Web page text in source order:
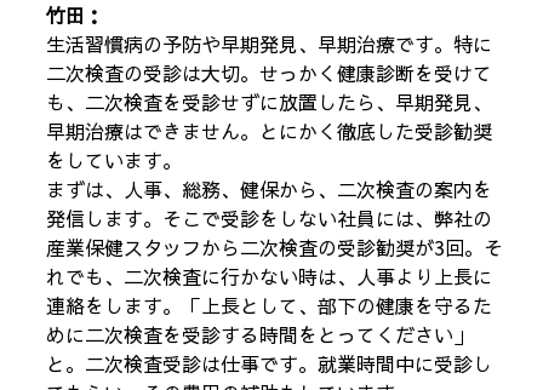
竹田：
生活習慣病の予防や早期発見、早期治療です。特に
二次検査の受診は大切。せっかく健康診断を受けて
も、二次検査を受診せずに放置したら、早期発見、
早期治療はできません。とにかく徹底した受診勧奨
をしています。
まずは、人事、総務、健保から、二次検査の案内を
発信します。そこで受診をしない社員には、弊社の
産業保健スタッフから二次検査の受診勧奨が3回。そ
れでも、二次検査に行かない時は、人事より上長に
連絡をします。「上長として、部下の健康を守るた
めに二次検査を受診する時間をとってください」
と。二次検査受診は仕事です。就業時間中に受診し